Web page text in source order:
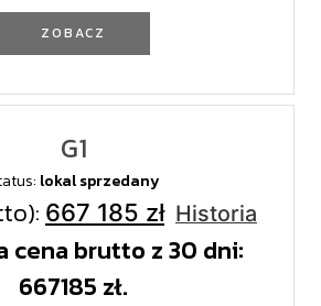
ZOBACZ
G1
lokal sprzedany
667 185 zł Historia
cena brutto z 30 dni:
667185 zł.